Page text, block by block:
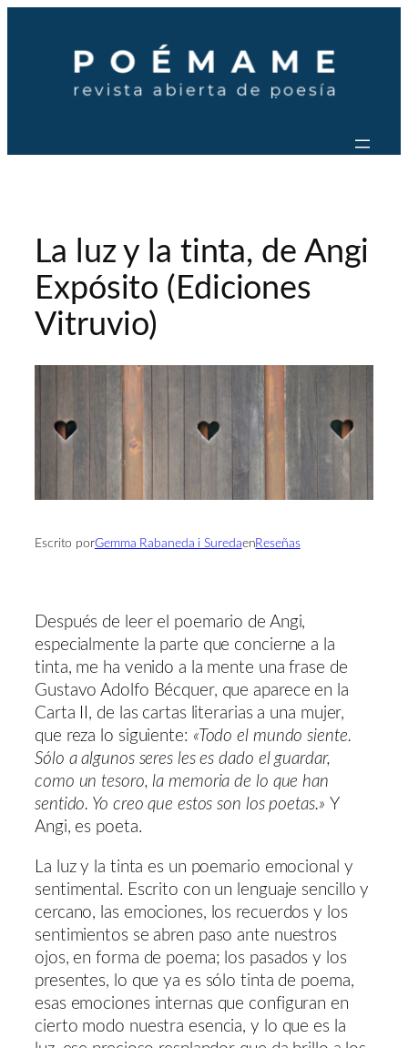
contenido
La luz y la tinta, de Angi
Expósito (Ediciones
Vitruvio)
Escrito porGemma Rabaneda i SuredaenReseñas
Después de leer el poemario de Angi,
especialmente la parte que concierne a la
tinta, me ha venido a la mente una frase de
Gustavo Adolfo Bécquer, que aparece en la
Carta II, de las cartas literarias a una mujer,
que reza lo siguiente: «Todo el mundo siente.
Sólo a algunos seres les es dado el guardar,
como un tesoro, la memoria de lo que han
sentido. Yo creo que estos son los poetas.» Y
Angi, es poeta.
La luz y la tinta es un poemario emocional y
sentimental. Escrito con un lenguaje sencillo y
cercano, las emociones, los recuerdos y los
sentimientos se abren paso ante nuestros
ojos, en forma de poema; los pasados y los
presentes, lo que ya es sólo tinta de poema,
esas emociones internas que configuran en
cierto modo nuestra esencia, y lo que es la